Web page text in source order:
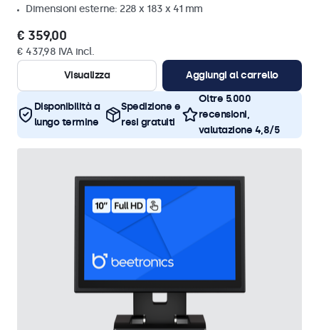
Dimensioni esterne: 228 x 183 x 41 mm
€ 359,00
€ 437,98 IVA incl.
Visualizza
Aggiungi al carrello
Disponibilità a
lungo termine
Spedizione e
resi gratuiti
Oltre 5.000
recensioni,
valutazione 4,8/5